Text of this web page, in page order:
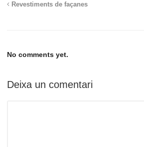
Revestiments de façanes
No comments yet.
Deixa un comentari